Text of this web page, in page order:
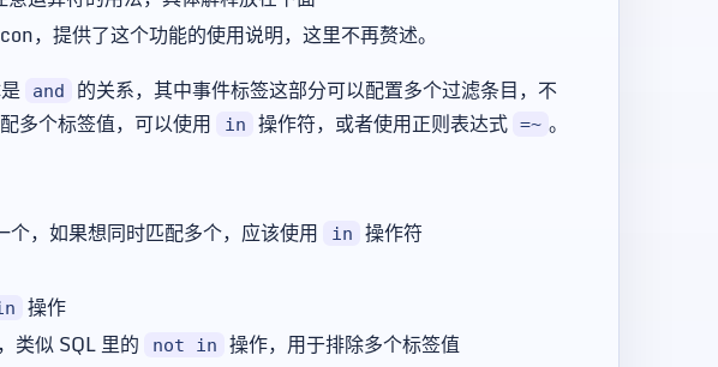
，提供了这个功能的使用说明，这里不再赘述。
and
的关系，其中事件标签这部分可以配置多个过滤条目，不
多个标签值，可以使用 in 操作符，或者使用正则表达式 =~ 。
，如果想同时匹配多个，应该使用 in 操作符
操作
类似 SQL 里的 not in
操作，用于排除多个标签值